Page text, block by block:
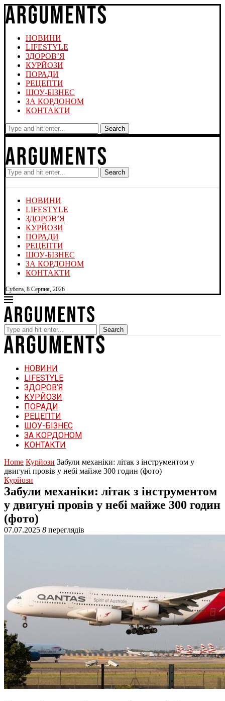
НОВИНИ
LIFESTYLE
ЗДОРОВ’Я
КУРЙОЗИ
ПОРАДИ
РЕЦЕПТИ
ШОУ-БІЗНЕС
ЗА КОРДОНОМ
КОНТАКТИ
Search
Search
НОВИНИ
LIFESTYLE
ЗДОРОВ’Я
КУРЙОЗИ
ПОРАДИ
РЕЦЕПТИ
ШОУ-БІЗНЕС
ЗА КОРДОНОМ
КОНТАКТИ
Субота, 8 Серпня, 2026
Search
НОВИНИ
LIFESTYLE
ЗДОРОВ’Я
КУРЙОЗИ
ПОРАДИ
РЕЦЕПТИ
ШОУ-БІЗНЕС
ЗА КОРДОНОМ
КОНТАКТИ
Home Курйози Забули механіки: літак з інструментом у
двигуні провів у небі майже 300 годин (фото)
Курйози
Забули механіки: літак з інструментом
у двигуні провів у небі майже 300 годин
(фото)
07.07.2025 8 переглядів